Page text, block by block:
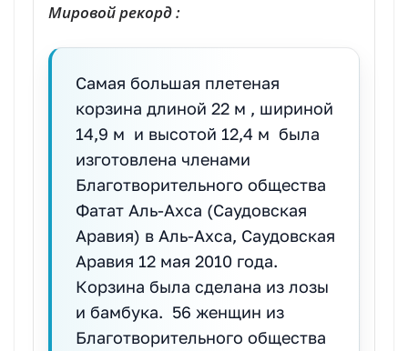
Мировой рекорд :
Самая большая плетеная
корзина длиной 22 м , шириной
14,9 м и высотой 12,4 м была
изготовлена членами
Благотворительного общества
Фатат Аль-Ахса (Саудовская
Аравия) в Аль-Ахса, Саудовская
Аравия 12 мая 2010 года.
Корзина была сделана из лозы
и бамбука. 56 женщин из
Благотворительного общества